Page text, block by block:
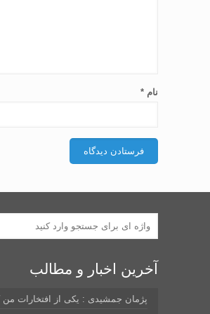
نام*
آخرین اخبار و مطالب
پژمان جمشیدی : یکی از افتخارات